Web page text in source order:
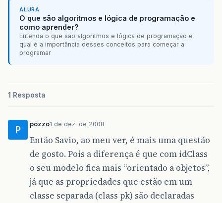
ALURA
O que são algoritmos e lógica de programação e
como aprender?
Entenda o que são algoritmos e lógica de programação e
qual é a importância desses conceitos para começar a
programar
1 Resposta
P
pozzo1 de dez. de 2008
Então Savio, ao meu ver, é mais uma questão
de gosto. Pois a diferença é que com idClass
o seu modelo fica mais “orientado a objetos”,
já que as propriedades que estão em um
classe separada (class pk) são declaradas